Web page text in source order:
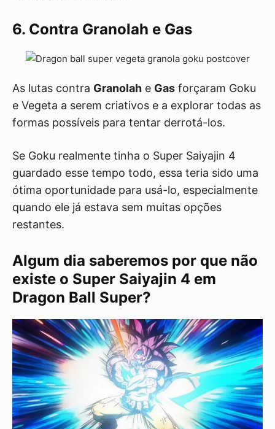
6. Contra Granolah e Gas
As lutas contra Granolah e Gas forçaram Goku
e Vegeta a serem criativos e a explorar todas as
formas possíveis para tentar derrotá-los.
Se Goku realmente tinha o Super Saiyajin 4
guardado esse tempo todo, essa teria sido uma
ótima oportunidade para usá-lo, especialmente
quando ele já estava sem muitas opções
restantes.
Algum dia saberemos por que não
existe o Super Saiyajin 4 em
Dragon Ball Super?